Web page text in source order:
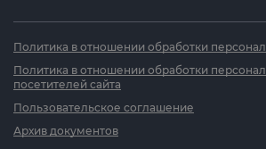
Политика в отношении обработки
Политика в отношении обработки
посетителей сайта
Пользовательское соглашение
Архив документов